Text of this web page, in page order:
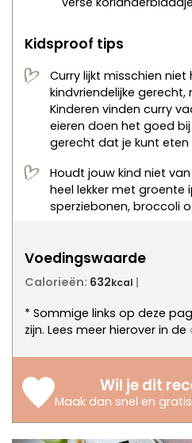
Kidsproof tips
Curry lijkt misschien
kindvriendelijke
Kinderen vinden curry
eieren doen het goed
gerecht dat je kunt eten
Houdt jouw kind niet
heel lekker met groente
sperziebonen, broccoli
Voedingswaarde
Calorieën: 632kcal
* Sommige links op deze
zijn. Lees meer hierover in de
Wil je dit
Maak dan snel en